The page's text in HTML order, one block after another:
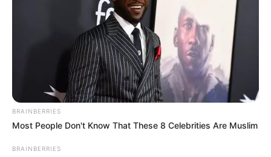
BRAINBERRIES
Most People Don't Know That These 8 Celebrities Are Muslim
BRAINBERRIES